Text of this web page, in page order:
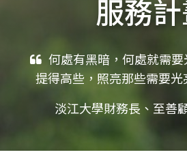
社
會
福
服務
何處有黑暗，何處就需
提得高些，照亮那些需要光
淡江大學財務長、至善